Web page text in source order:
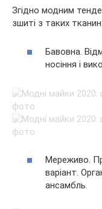
Згідно модним
зшиті з таких тканин:
Бавовна.
носіння і
Мереживо.
варіант.
ансамбль.